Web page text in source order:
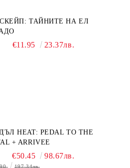
ТАЙНИТЕ НА ЕЛ
€11.95 23.37лв.
HEAT: PEDAL TO THE
+ ARRIVEE
€50.45 98.67лв.
197.34лв.